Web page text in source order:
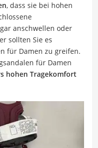
, dass sie bei hohen
anschwellen oder
sollten Sie es
für Damen zu greifen.
für Damen
hohen Tragekomfort